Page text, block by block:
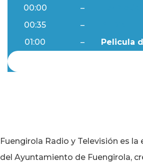
00:00 –
00:35
–
01:00
– Pelicula
Fuengirola Radio y Televisión es
del Ayuntamiento de Fuengirola,